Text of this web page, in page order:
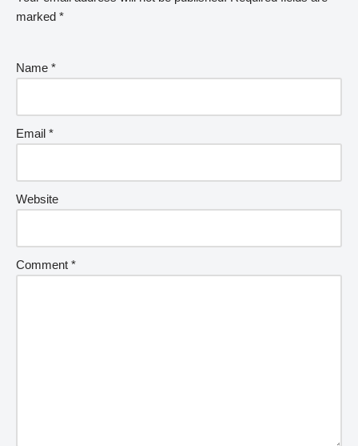
marked *
Name *
Email *
Website
Comment *